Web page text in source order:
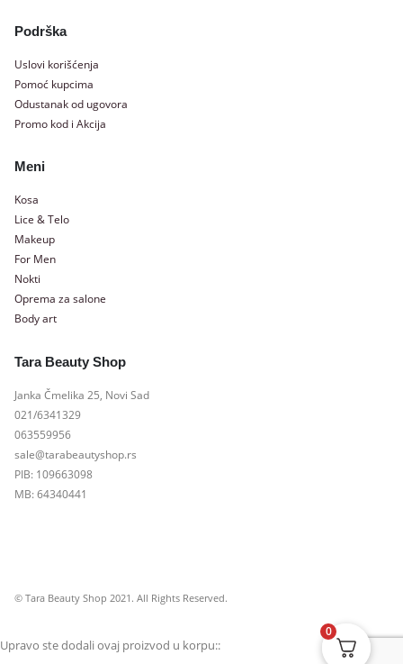
Podrška
Uslovi korišćenja
Pomoć kupcima
Odustanak od ugovora
Promo kod i Akcija
Meni
Kosa
Lice & Telo
Makeup
For Men
Nokti
Oprema za salone
Body art
Tara Beauty Shop
Janka Čmelika 25, Novi Sad
021/6341329
063559956
sale@tarabeautyshop.rs
PIB: 109663098
MB: 64340441
© Tara Beauty Shop 2021. All Rights Reserved.
Upravo ste dodali ovaj proizvod u korpu::
0